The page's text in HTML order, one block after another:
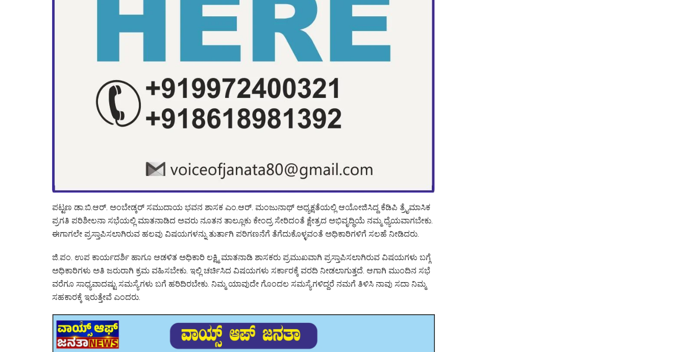
ಪಟ್ಟಣ ಡಾ.ಬಿ.ಆರ್. ಅಂಬೇಡ್ಕರ್ ಸಮುದಾಯ ಭವನ ಶಾಸಕ ಎಂ.ಆರ್. ಮಂಜುನಾಥ್ ಅಧ್ಯಕ್ಷತೆಯಲ್ಲಿ ಆಯೋಜಿಸಿದ್ದ ಕೆಡಿಪಿ ತ್ರೈಮಾಸಿಕ
ಪ್ರಗತಿ ಪರಿಶೀಲನಾ ಸಭೆಯಲ್ಲಿ ಮಾತನಾಡಿದ ಅವರು ನೂತನ ತಾಲ್ಲೂಕು ಕೇಂದ್ರ ಸೇರಿದಂತೆ ಕ್ಷೇತ್ರದ ಅಭಿವೃದ್ಧಿಯೆ ನಮ್ಮ ಧ್ಯೆಯವಾಗಬೇಕು.
ಈಗಾಗಲೇ ಪ್ರಸ್ತಾಪಿಸಲಾಗಿರುವ ಹಲವು ವಿಷಯಗಳನ್ನು ತುರ್ತಾಗಿ ಪರಿಗಣನೆಗೆ ತೆಗೆದುಕೊಳ್ಳವಂತೆ ಅಧಿಕಾರಿಗಳಿಗೆ ಸಲಹೆ ನೀಡಿದರು.
ಜಿ.ಪಂ. ಉಪ ಕಾರ್ಯದರ್ಶಿ ಹಾಗೂ ಆಡಳಿತ ಅಧಿಕಾರಿ ಲಕ್ಷ್ಮಿ ಮಾತನಾಡಿ ಶಾಸಕರು ಪ್ರಮುಖವಾಗಿ ಪ್ರಸ್ತಾಪಿಸಲಾಗಿರುವ ವಿಷಯಗಳು ಬಗ್ಗೆ
ಅಧಿಕಾರಿಗಳು ಅತಿ ಜರುರಾಗಿ ಕ್ರಮ ವಹಿಸಬೇಕು. ಇಲ್ಲಿ ಚರ್ಚಿಸಿದ ವಿಷಯಗಳು ಸರ್ಕಾರಕ್ಕೆ ವರದಿ ನೀಡಲಾಗುತ್ತದೆ. ಆಗಾಗಿ ಮುಂದಿನ ಸಭೆ
ವರೆಗೂ ಸಾಧ್ಯವಾದಷ್ಟು ಸಮಸ್ಯೆಗಳು ಬಗೆ ಹರಿದಿರಬೇಕು. ನಿಮ್ಮ ಯಾವುದೇ ಗೊಂದಲ ಸಮಸ್ಯೆಗಳಿದ್ದರೆ ನಮಗೆ ತಿಳಿಸಿ ನಾವು ಸದಾ ನಿಮ್ಮ
ಸಹಕಾರಕ್ಕೆ ಇರುತ್ತೇವೆ ಎಂದರು.